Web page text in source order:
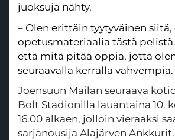
juoksuja nähty.
– Olen erittäin tyytyväinen
opetusmateriaalia tästä
että mitä pitää oppia, jotta
seuraavalla kerralla vahvempia.
Joensuun Mailan seuraava
Bolt Stadionilla lauantaina 10.
16.00 alkaen, jolloin vieraaksi
sarjanousija Alajärven